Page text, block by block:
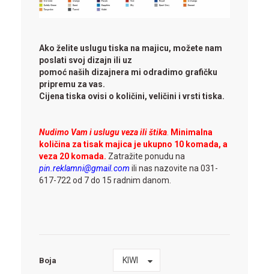
Ako želite uslugu tiska na majicu, možete nam
poslati svoj dizajn ili uz
pomoć naših dizajnera mi odradimo grafičku
pripremu za vas.
Cijena tiska ovisi o količini, veličini i vrsti tiska.
Nudimo Vam i uslugu veza ili štika. Minimalna
količina za tisak majica je ukupno 10 komada, a
veza 20 komada. Zatražite ponudu na
pin.reklamni@gmail.com ili nas nazovite na 031-
617-722 od 7 do 15 radnim danom.
Boja KIWI
Boja